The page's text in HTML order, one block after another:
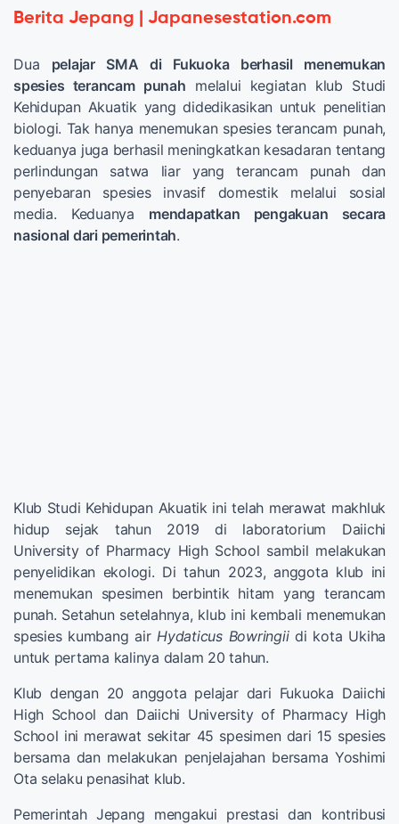
Berita Jepang | Japanesestation.com
Dua pelajar SMA di Fukuoka berhasil menemukan
spesies terancam punah melalui kegiatan klub Studi
Kehidupan Akuatik yang didedikasikan untuk penelitian
biologi. Tak hanya menemukan spesies terancam punah,
keduanya juga berhasil meningkatkan kesadaran tentang
perlindungan satwa liar yang terancam punah dan
penyebaran spesies invasif domestik melalui sosial
media. Keduanya mendapatkan pengakuan secara
nasional dari pemerintah.
Klub Studi Kehidupan Akuatik ini telah merawat makhluk
hidup sejak tahun 2019 di laboratorium Daiichi
University of Pharmacy High School sambil melakukan
penyelidikan ekologi. Di tahun 2023, anggota klub ini
menemukan spesimen berbintik hitam yang terancam
punah. Setahun setelahnya, klub ini kembali menemukan
spesies kumbang air Hydaticus Bowringiidi kota Ukiha
untuk pertama kalinya dalam 20 tahun.
Klub dengan 20 anggota pelajar dari Fukuoka Daiichi
High School dan Daiichi University of Pharmacy High
School ini merawat sekitar 45 spesimen dari 15 spesies
bersama dan melakukan penjelajahan bersama Yoshimi
Ota selaku penasihat klub.
Pemerintah Jepang mengakui prestasi dan kontribusi